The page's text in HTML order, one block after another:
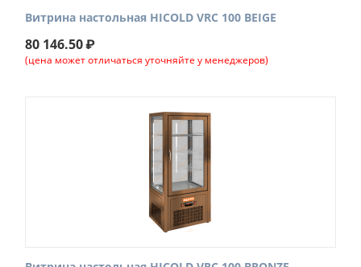
Витрина настольная HICOLD VRC 100 BEIGE
80 146.50₽
(цена может отличаться уточняйте у менеджеров)